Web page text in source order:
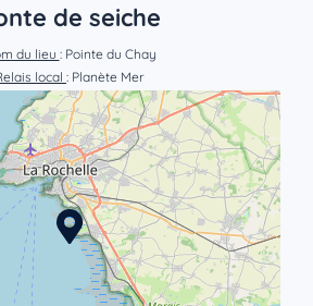
de seiche
du lieu : Pointe du Chay
local : Planète Mer